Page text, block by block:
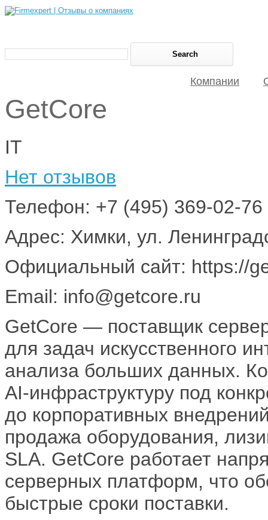
Компании
GetCore
IT
Нет отзывов
Телефон: +7 (495) 369-02-76
Адрес: Химки, ул.
Официальный сайт: https://
Email: info@getcore.ru
GetCore — поставщик
для задач искусственного
анализа больших данных.
AI-инфраструктуру под
до корпоративных
продажа оборудования,
SLA. GetCore работает
серверных платформ, что
быстрые сроки поставки.